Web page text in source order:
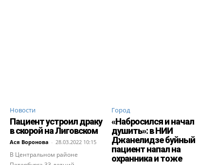
Новости
Пациент устроил драку
в скорой на Лиговском
Ася Воронова - 28.03.2022 10:15
В Центральном районе
Город
«Набросился и начал
душить»: в НИИ
Джанелидзе буйный
пациент напал на
охранника и тоже